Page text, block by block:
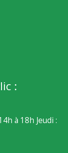
:
à 18h Jeudi :